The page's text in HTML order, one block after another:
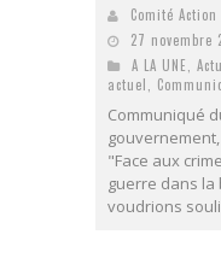
Comité
27 novembre
A LA UNE
actuel
Communiqué
"Face aux
guerre dans la
voudrions